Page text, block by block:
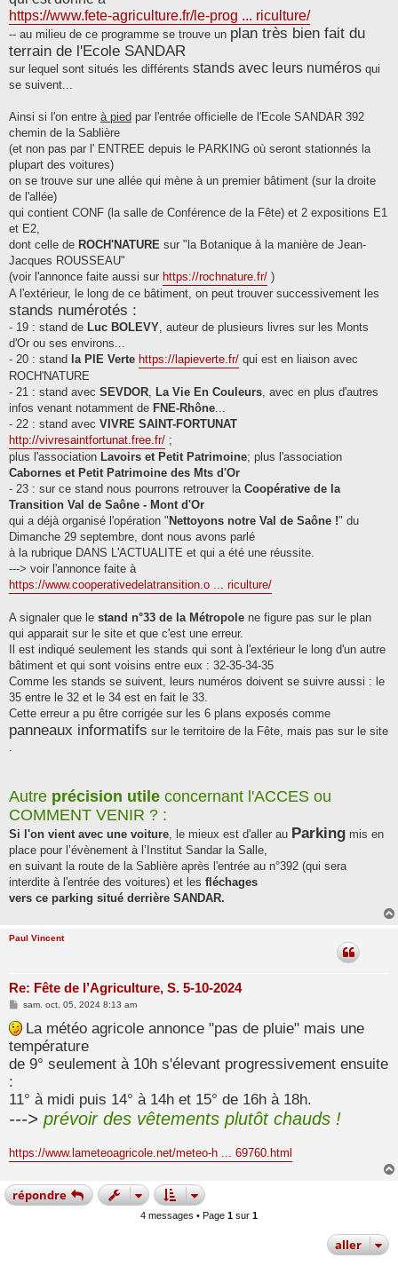
https://www.fete-agriculture.fr/le-prog ... riculture/
-- au milieu de ce programme se trouve un plan très bien fait du
terrain de l'Ecole SANDAR
sur lequel sont situés les différents stands avec leurs numéros qui
se suivent...
Ainsi si l'on entre à pied par l'entrée officielle de l'Ecole SANDAR 392
chemin de la Sablière
(et non pas par l' ENTREE depuis le PARKING où seront stationnés la
plupart des voitures)
on se trouve sur une allée qui mène à un premier bâtiment (sur la droite
de l'allée)
qui contient CONF (la salle de Conférence de la Fête) et 2 expositions E1
et E2,
dont celle de ROCH'NATURE sur "la Botanique à la manière de Jean-
Jacques ROUSSEAU"
(voir l'annonce faite aussi sur https://rochnature.fr/ )
A l'extérieur, le long de ce bâtiment, on peut trouver successivement les
stands numérotés :
- 19 : stand de Luc BOLEVY , auteur de plusieurs livres sur les Monts
d'Or ou ses environs...
- 20 : stand la PIE Verte https://lapieverte.fr/ qui est en liaison avec
ROCH'NATURE
- 21 : stand avec SEVDOR La Vie En Couleurs , avec en plus d'autres
infos venant notamment de FNE-Rhône
- 22 : stand avec VIVRE SAINT-FORTUNAT
http://vivresaintfortunat.free.fr/ ;
plus l'association Lavoirs et Petit Patrimoine; plus l'association
Cabornes et Petit Patrimoine des Mts d'Or
- 23 : sur ce stand nous pourrons retrouver la Coopérative de la
Transition Val de Saône - Mont d'Or
qui a déjà organisé l'opération " Nettoyons notre Val de Saône !" du
Dimanche 29 septembre, dont nous avons parlé
à la rubrique DANS L'ACTUALITE et qui a été une réussite.
---> voir l'annonce faite à
https://www.cooperativedelatransition.o ... riculture/
A signaler que le stand n°33 de la Métropole ne figure pas sur le plan
qui apparait sur le site et que c'est une erreur.
Il est indiqué seulement les stands qui sont à l'extérieur le long d'un autre
bâtiment et qui sont voisins entre eux : 32-35-34-35
Comme les stands se suivent, leurs numéros doivent se suivre aussi : le
35 entre le 32 et le 34 est en fait le 33.
Cette erreur a pu être corrigée sur les 6 plans exposés comme
panneaux informatifs sur le territoire de la Fête, mais pas sur le site
Autre précision utile concernant l'ACCES ou
COMMENT VENIR ? :
Si l'on vient avec une voiture , le mieux est d'aller au Parking mis en
place pour l’évènement à l’Institut Sandar la Salle,
en suivant la route de la Sablière après l'entrée au n°392 (qui sera
interdite à l'entrée des voitures) et les fléchages
vers ce parking situé derrière SANDAR.
Paul Vincent
Re: Fête de l’Agriculture, S. 5-10-2024
M
s
s
a
e
sam. oct. 05, 2024 8:13 am
La météo agricole annonce "pas de pluie" mais une
température
de 9° seulement à 10h s'élevant progressivement ensuite
:
11° à midi puis 14° à 14h et 15° de 16h à 18h.
---> prévoir des vêtements plutôt chauds !
https://www.lameteoagricole.net/meteo-h ... 69760.html
répondre
4 messages • Page 1 sur 1
aller